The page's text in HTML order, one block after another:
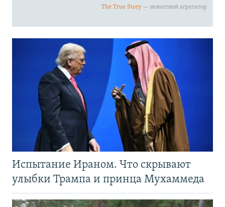
Испытание Ираном. Что скрывают
улыбки Трампа и принца Мухаммеда